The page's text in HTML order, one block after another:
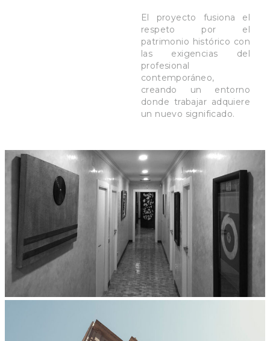
El proyecto fusiona el
respeto por el
patrimonio histórico con
las exigencias del
profesional
contemporáneo,
creando un entorno
donde trabajar adquiere
un nuevo significado.